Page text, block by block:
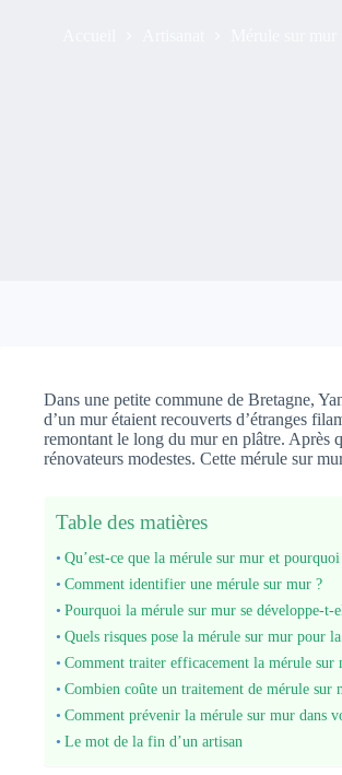
Dans une petite commune de Bretagne,
d’un mur étaient recouverts d’étranges
remontant le long du mur en plâtre. Après
rénovateurs modestes. Cette mérule sur
Table des matières
Qu’est-ce que la mérule sur mur et
Comment identifier une mérule sur mur ?
Pourquoi la mérule sur mur se développe-t-
Quels risques pose la mérule sur mur pour
Comment traiter efficacement la mérule sur
Combien coûte un traitement de mérule sur
Comment prévenir la mérule sur mur dans
Le mot de la fin d’un artisan